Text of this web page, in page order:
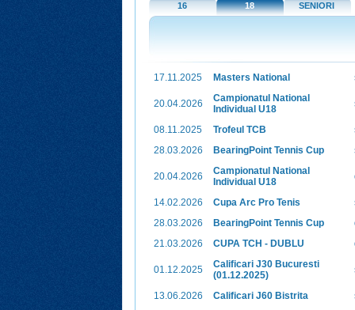
16 18 SENIORI
17.11.2025 Masters National
20.04.2026
Campionatul National
Individual U18
08.11.2025 Trofeul TCB
28.03.2026
BearingPoint Tennis Cup
20.04.2026
Campionatul National
Individual U18
14.02.2026 Cupa Arc Pro Tenis
28.03.2026
BearingPoint Tennis Cup
21.03.2026
CUPA TCH - DUBLU
01.12.2025
Calificari J30 Bucuresti
(01.12.2025)
13.06.2026 Calificari J60 Bistrita